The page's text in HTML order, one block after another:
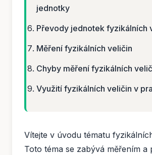
jednotky
Převody jednotek fyzikálních
Měření fyzikálních veličin
Chyby měření fyzikálních
Využití fyzikálních veličin v
Vítejte v úvodu tématu
Toto téma se zabývá měřením a